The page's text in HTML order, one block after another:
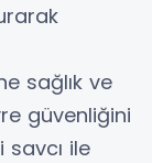
sağlık ve
güvenliğini
savcı ile